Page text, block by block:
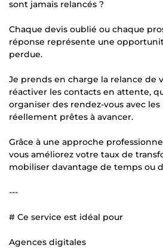
sont jamais relancés ?
Chaque devis oublié ou chaque
réponse représente une
perdue.
Je prends en charge la relance de
réactiver les contacts en attente,
organiser des rendez-vous avec
réellement prêtes à avancer.
Grâce à une approche
vous améliorez votre taux de
mobiliser davantage de temps ou
---
# Ce service est idéal pour
Agences digitales